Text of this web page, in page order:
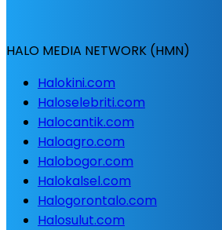
HALO MEDIA NETWORK (HMN)
Halokini.com
Haloselebriti.com
Halocantik.com
Haloagro.com
Halobogor.com
Halokalsel.com
Halogorontalo.com
Halosulut.com